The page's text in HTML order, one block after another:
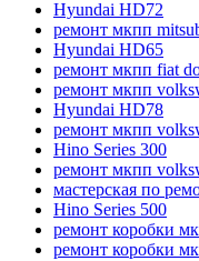
Hyundai HD72
ремонт мкпп
Hyundai HD65
ремонт мкпп fiat
ремонт мкпп
Hyundai HD78
ремонт мкпп
Hino Series 300
ремонт мкпп
мастерская по
Hino Series 500
ремонт коробки
ремонт коробки